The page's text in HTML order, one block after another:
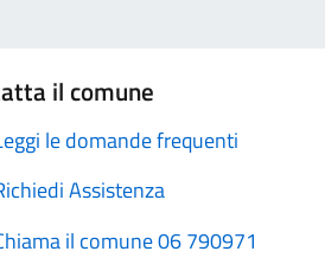
il comune
le domande frequenti
Assistenza
il comune 06 790971